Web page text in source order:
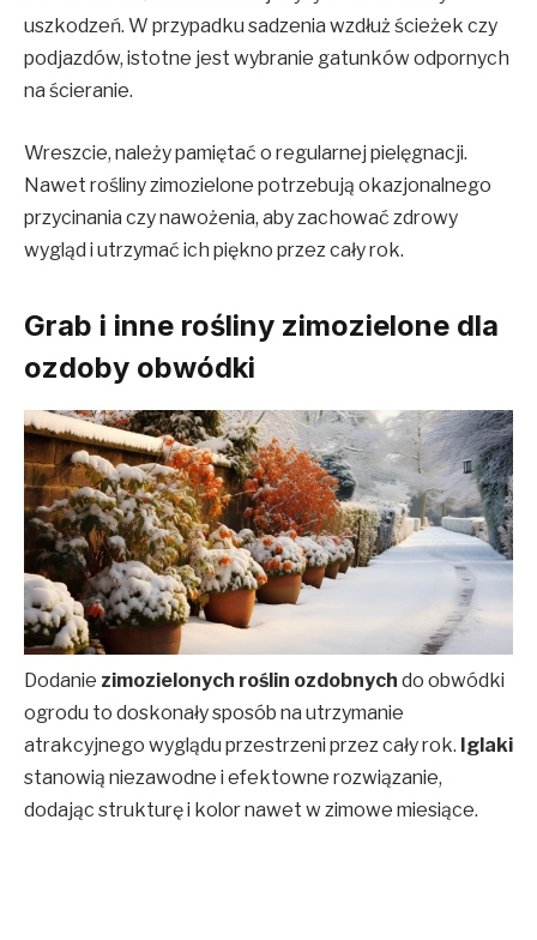
uszkodzeń. W przypadku sadzenia wzdłuż ścieżek czy
podjazdów, istotne jest wybranie gatunków odpornych
na ścieranie.
Wreszcie, należy pamiętać o regularnej pielęgnacji.
Nawet rośliny zimozielone potrzebują okazjonalnego
przycinania czy nawożenia, aby zachować zdrowy
wygląd i utrzymać ich piękno przez cały rok.
Grab i inne rośliny zimozielone dla
ozdoby obwódki
Dodanie zimozielonych roślin ozdobnych do obwódki
ogrodu to doskonały sposób na utrzymanie
atrakcyjnego wyglądu przestrzeni przez cały rok. Iglaki
stanowią niezawodne i efektowne rozwiązanie,
dodając strukturę i kolor nawet w zimowe miesiące.